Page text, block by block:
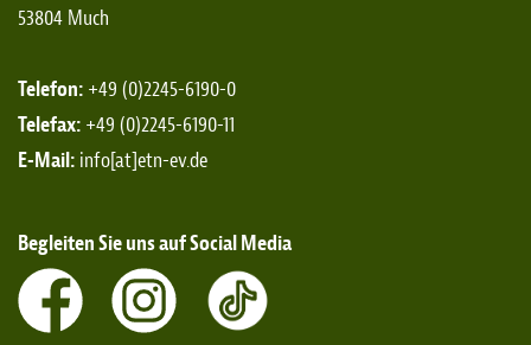
53804 Much
Telefon: +49 (0)2245-6190-0
Telefax: +49 (0)2245-6190-11
E-Mail: info[at]etn-ev.de
Begleiten Sie uns auf Social Media